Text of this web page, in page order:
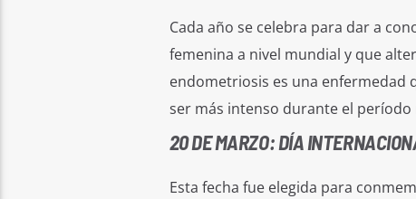
Cada año se celebra para dar a
femenina a nivel mundial y que
endometriosis es una enfermedad
ser más intenso durante el período
20 DE MARZO: DÍA
Esta fecha fue elegida para